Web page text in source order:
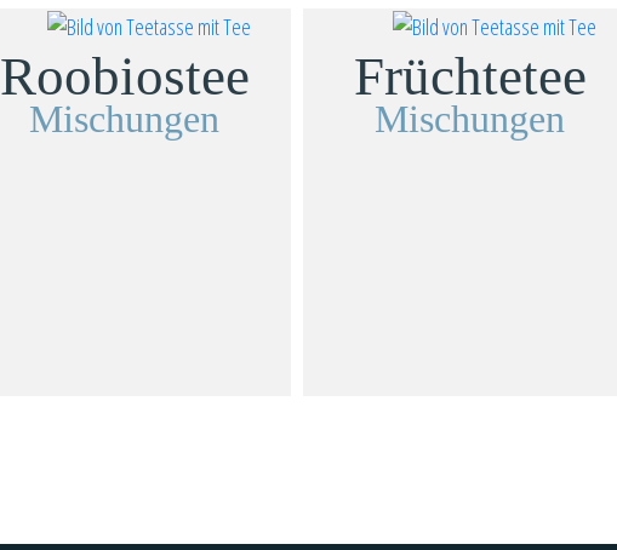
Roobiostee
Mischungen
Früchtetee
Mischungen